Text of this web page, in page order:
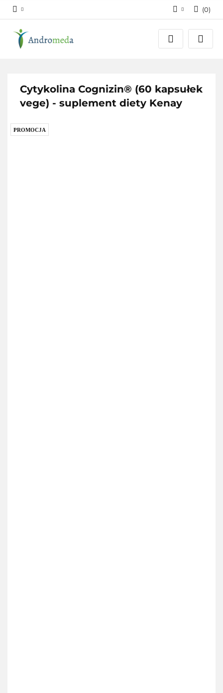
Zarejestruj się
(0)
Cytykolina Cognizin® (60 kapsułek
vege) - suplement diety Kenay
PROMOCJA